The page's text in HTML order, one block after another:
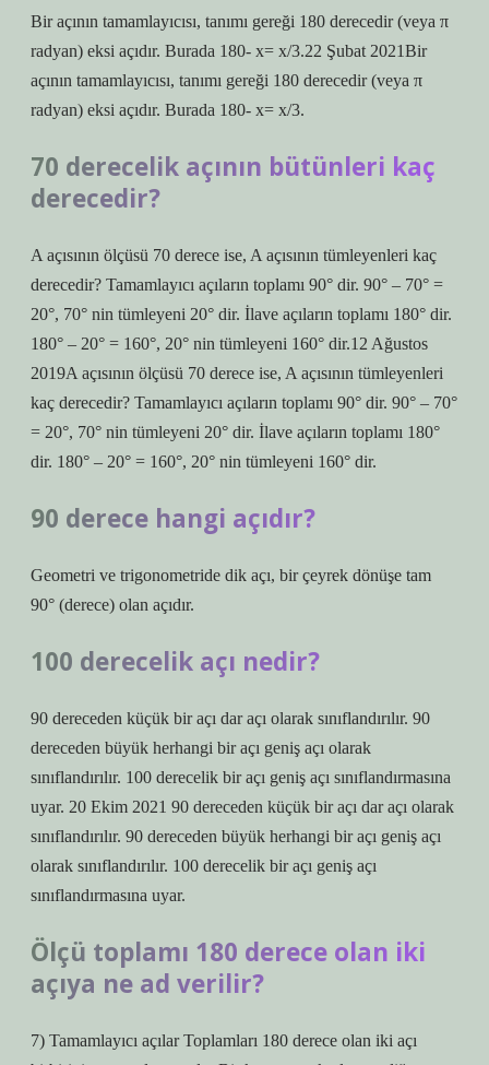
Bir açının tamamlayıcısı, tanımı gereği 180 derecedir (veya π
radyan) eksi açıdır. Burada 180- x= x/3.22 Şubat 2021Bir
açının tamamlayıcısı, tanımı gereği 180 derecedir (veya π
radyan) eksi açıdır. Burada 180- x= x/3.
70 derecelik açının bütünleri kaç
derecedir?
A açısının ölçüsü 70 derece ise, A açısının tümleyenleri kaç
derecedir? Tamamlayıcı açıların toplamı 90° dir. 90° – 70° =
20°, 70° nin tümleyeni 20° dir. İlave açıların toplamı 180° dir.
180° – 20° = 160°, 20° nin tümleyeni 160° dir.12 Ağustos
2019A açısının ölçüsü 70 derece ise, A açısının tümleyenleri
kaç derecedir? Tamamlayıcı açıların toplamı 90° dir. 90° – 70°
= 20°, 70° nin tümleyeni 20° dir. İlave açıların toplamı 180°
dir. 180° – 20° = 160°, 20° nin tümleyeni 160° dir.
90 derece hangi açıdır?
Geometri ve trigonometride dik açı, bir çeyrek dönüşe tam
90° (derece) olan açıdır.
100 derecelik açı nedir?
90 dereceden küçük bir açı dar açı olarak sınıflandırılır. 90
dereceden büyük herhangi bir açı geniş açı olarak
sınıflandırılır. 100 derecelik bir açı geniş açı sınıflandırmasına
uyar. 20 Ekim 2021 90 dereceden küçük bir açı dar açı olarak
sınıflandırılır. 90 dereceden büyük herhangi bir açı geniş açı
olarak sınıflandırılır. 100 derecelik bir açı geniş açı
sınıflandırmasına uyar.
Ölçü toplamı 180 derece olan iki
açıya ne ad verilir?
7) Tamamlayıcı açılar Toplamları 180 derece olan iki açı